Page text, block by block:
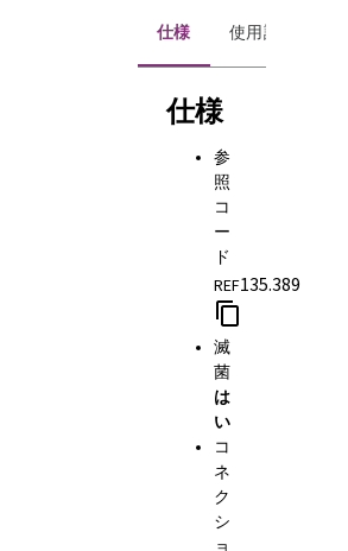
仕様
使用説明書
仕様
参
照
コ
ー
ド
REF135.389
滅
菌
は
い
コ
ネ
ク
シ